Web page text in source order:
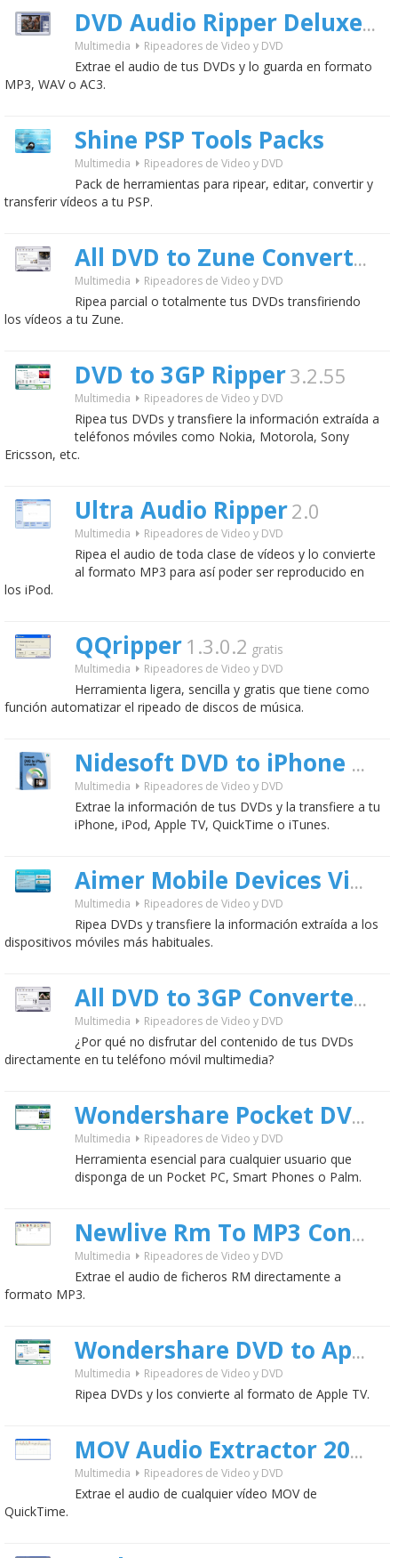
DVD Audio Ripper Deluxe2.0
Multimedia Ripeadores de Video y DVD
Extrae el audio de tus DVDs y lo guarda en formato
MP3, WAV o AC3.
Shine PSP Tools Packs
Multimedia Ripeadores de Video y DVD
Pack de herramientas para ripear, editar, convertir y
transferir vídeos a tu PSP.
All DVD to Zune Converter
Multimedia Ripeadores de Video y DVD
Ripea parcial o totalmente tus DVDs transfiriendo
los vídeos a tu Zune.
DVD to 3GP Ripper3.2.55
Multimedia Ripeadores de Video y DVD
Ripea tus DVDs y transfiere la información extraída a
teléfonos móviles como Nokia, Motorola, Sony
Ericsson, etc.
Ultra Audio Ripper2.0
Multimedia Ripeadores de Video y DVD
Ripea el audio de toda clase de vídeos y lo convierte
al formato MP3 para así poder ser reproducido en
los iPod.
QQripper 1.3.0.2 gratis
Multimedia Ripeadores de Video y DVD
Herramienta ligera, sencilla y gratis que tiene como
función automatizar el ripeado de discos de música.
Nidesoft DVD to iPhone Converter
Multimedia Ripeadores de Video y DVD
Extrae la información de tus DVDs y la transfiere a tu
iPhone, iPod, Apple TV, QuickTime o iTunes.
Aimer Mobile Devices Video Suite
Multimedia Ripeadores de Video y DVD
Ripea DVDs y transfiere la información extraída a los
dispositivos móviles más habituales.
All DVD to 3GP Converter
Multimedia Ripeadores de Video y DVD
¿Por qué no disfrutar del contenido de tus DVDs
directamente en tu teléfono móvil multimedia?
Wondershare Pocket DVD Ripper
Multimedia Ripeadores de Video y DVD
Herramienta esencial para cualquier usuario que
disponga de un Pocket PC, Smart Phones o Palm.
Newlive Rm To MP3 Converter
Multimedia Ripeadores de Video y DVD
Extrae el audio de ficheros RM directamente a
formato MP3.
Wondershare DVD to Apple TV Ripper
Multimedia Ripeadores de Video y DVD
Ripea DVDs y los convierte al formato de Apple TV.
MOV Audio Extractor 2009
Multimedia Ripeadores de Video y DVD
Extrae el audio de cualquier vídeo MOV de
QuickTime.